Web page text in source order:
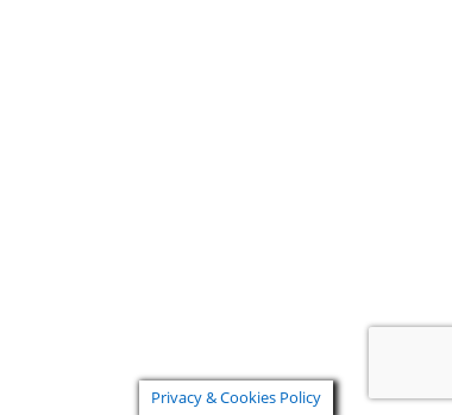
Privacy & Cookies Policy